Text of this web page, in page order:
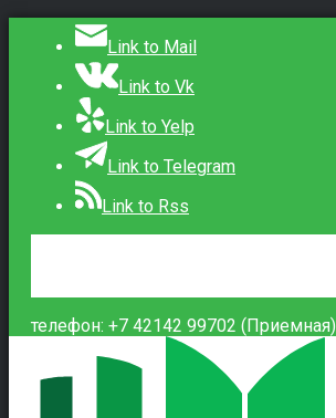
Link to Mail
Link to Vk
Link to Yelp
Link to Telegram
Link to Rss
телефон: +7 42142 99702 (Приемная)